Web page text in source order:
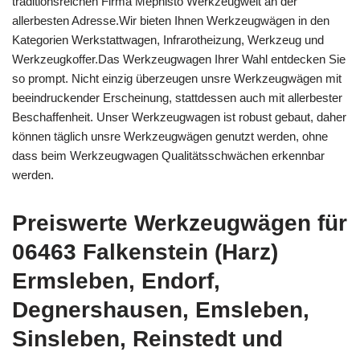
allerbesten Adresse.Wir bieten Ihnen Werkzeugwägen in den
Kategorien Werkstattwagen, Infrarotheizung, Werkzeug und
Werkzeugkoffer.Das Werkzeugwagen Ihrer Wahl entdecken Sie
so prompt. Nicht einzig überzeugen unsre Werkzeugwägen mit
beeindruckender Erscheinung, stattdessen auch mit allerbester
Beschaffenheit. Unser Werkzeugwagen ist robust gebaut, daher
können täglich unsre Werkzeugwägen genutzt werden, ohne
dass beim Werkzeugwagen Qualitätsschwächen erkennbar
werden.
Preiswerte Werkzeugwägen für
06463 Falkenstein (Harz)
Ermsleben, Endorf,
Degnershausen, Emsleben,
Sinsleben, Reinstedt und